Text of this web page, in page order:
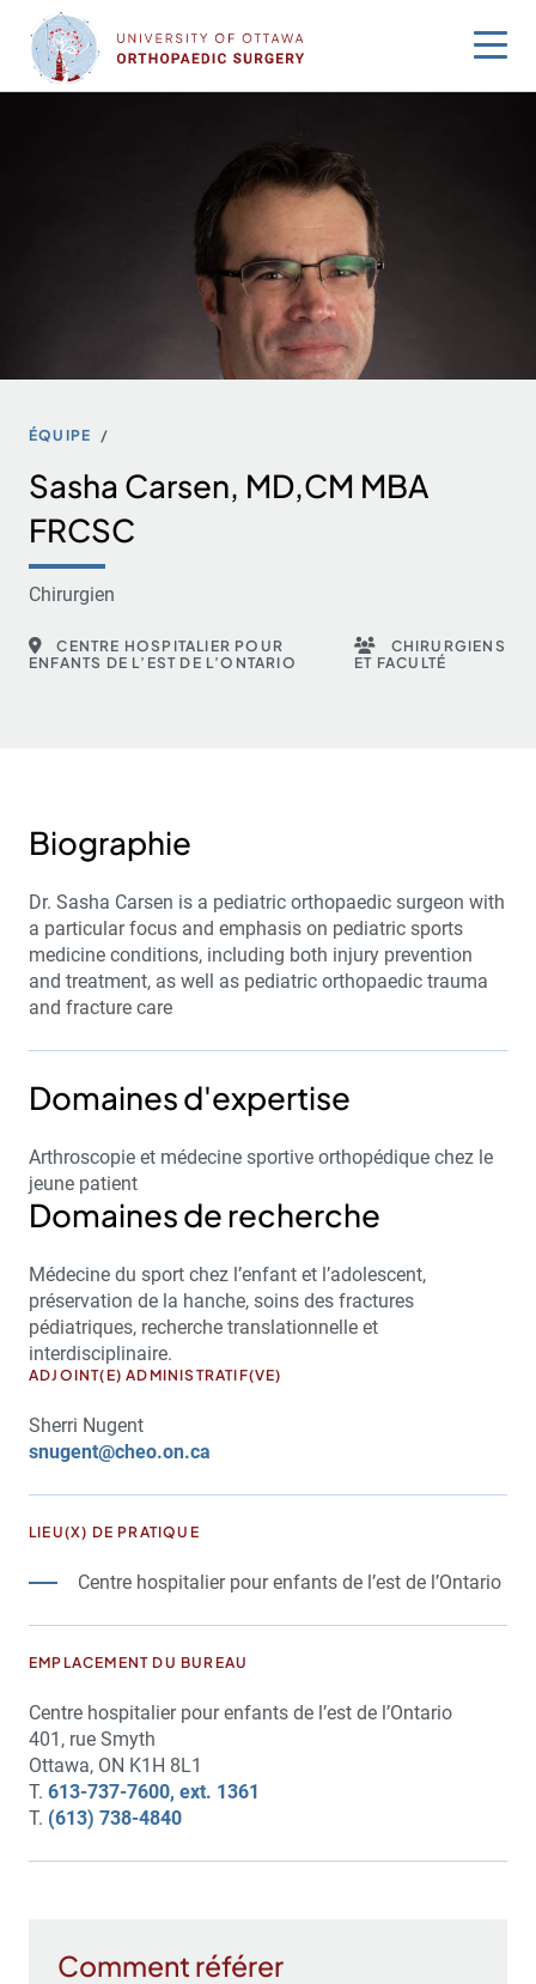
Sauter
contenu
ÉQUIPE
Sasha Carsen, MD,CM MBA
FRCSC
Chirurgien
CENTRE HOSPITALIER POUR
ENFANTS DE L’EST DE L’ONTARIO
CHIRURGIENS
ET FACULTÉ
Biographie
Dr. Sasha Carsen is a pediatric orthopaedic surgeon with
a particular focus and emphasis on pediatric sports
medicine conditions, including both injury prevention
and treatment, as well as pediatric orthopaedic trauma
and fracture care
Domaines d'expertise
Arthroscopie et médecine sportive orthopédique chez le
jeune patient
Domaines de recherche
Médecine du sport chez l’enfant et l’adolescent,
préservation de la hanche, soins des fractures
pédiatriques, recherche translationnelle et
interdisciplinaire.
ADJOINT(E) ADMINISTRATIF(VE)
Sherri Nugent
snugent@cheo.on.ca
LIEU(X) DE PRATIQUE
Centre hospitalier pour enfants de l’est de l’Ontario
EMPLACEMENT DU BUREAU
Centre hospitalier pour enfants de l’est de l’Ontario
401, rue Smyth
Ottawa, ON K1H 8L1
T. 613-737-7600, ext. 1361
T. (613) 738-4840
Comment référer